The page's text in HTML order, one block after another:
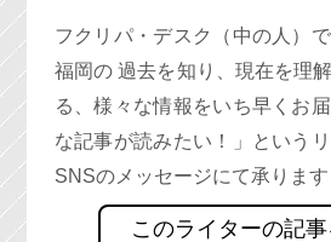
フクリパ・デスク（中の人）
福岡の 過去を知り、現在を理
る、様々な情報をいち早くお
な記事が読みたい！」という
SNSのメッセージにて承ります
このライターの記